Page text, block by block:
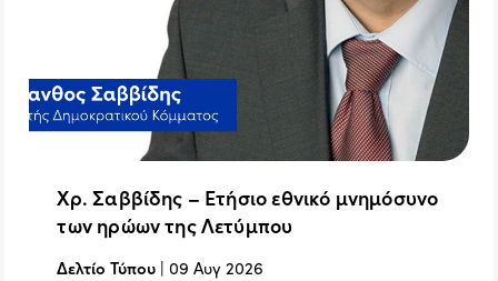
Χρ. Σαββίδης – Ετήσιο εθνικό μνημόσυνο
των ηρώων της Λετύμπου
Δελτίο Τύπου |09 Αυγ 2026